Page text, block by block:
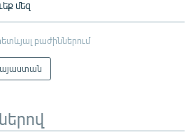
մեզ
բաժիններում